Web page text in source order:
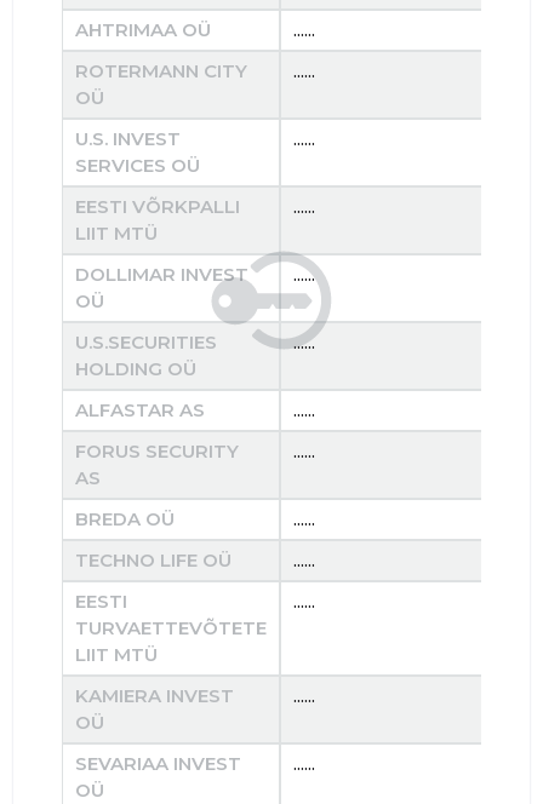
AHTRIMAA OÜ ......
ROTERMANN CITY
OÜ
......
U.S. INVEST
SERVICES OÜ
......
EESTI VÕRKPALLI
LIIT MTÜ
......
DOLLIMAR INVEST
OÜ
......
U.S.SECURITIES
HOLDING OÜ
......
ALFASTAR AS ......
FORUS SECURITY
AS
......
BREDA OÜ ......
TECHNO LIFE OÜ
......
EESTI
TURVAETTEVÕTETE
LIIT MTÜ
......
KAMIERA INVEST
OÜ
......
SEVARIAA INVEST
OÜ
......